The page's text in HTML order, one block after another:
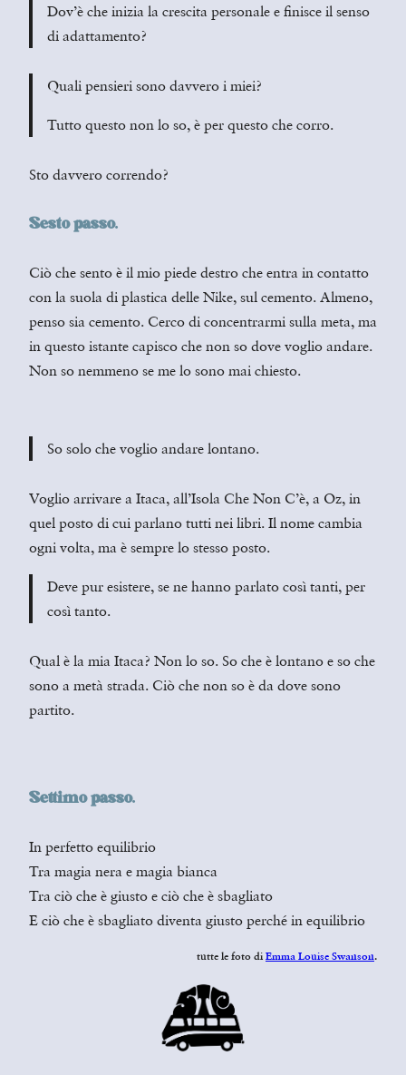
Dov’è che inizia la crescita personale e finisce il senso
di adattamento?
Quali pensieri sono davvero i miei?
Tutto questo non lo so, è per questo che corro.
Sto davvero correndo?
Sesto passo.
Ciò che sento è il mio piede destro che entra in contatto
con la suola di plastica delle Nike, sul cemento. Almeno,
penso sia cemento. Cerco di concentrarmi sulla meta, ma
in questo istante capisco che non so dove voglio andare.
Non so nemmeno se me lo sono mai chiesto.
So solo che voglio andare lontano.
Voglio arrivare a Itaca, all’Isola Che Non C’è, a Oz, in
quel posto di cui parlano tutti nei libri. Il nome cambia
ogni volta, ma è sempre lo stesso posto.
Deve pur esistere, se ne hanno parlato così tanti, per
così tanto.
Qual è la mia Itaca? Non lo so. So che è lontano e so che
sono a metà strada. Ciò che non so è da dove sono
partito.
Settimo passo.
In perfetto equilibrio
Tra magia nera e magia bianca
Tra ciò che è giusto e ciò che è sbagliato
E ciò che è sbagliato diventa giusto perché in equilibrio
tutte le foto di Emma Louise Swanson.